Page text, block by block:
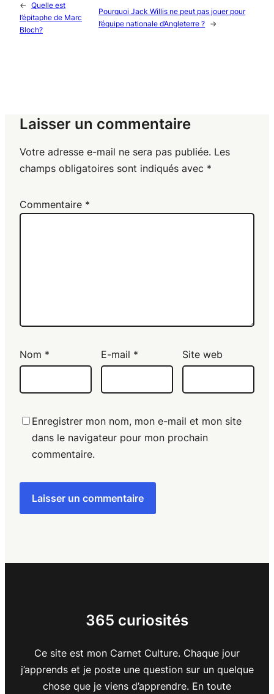
← Quelle est
l’épitaphe de Marc
Bloch?
Pourquoi Jack Willis ne peut pas jouer pour
l’équipe nationale d’Angleterre ? →
Laisser un commentaire
Votre adresse e-mail ne sera pas publiée. Les
champs obligatoires sont indiqués avec *
Commentaire *
Nom * E-mail * Site web
Enregistrer mon nom, mon e-mail et mon site
dans le navigateur pour mon prochain
commentaire.
365 curiosités
Ce site est mon Carnet Culture. Chaque jour
j’apprends et je poste une question sur un quelque
chose que je viens d’apprendre. En toute